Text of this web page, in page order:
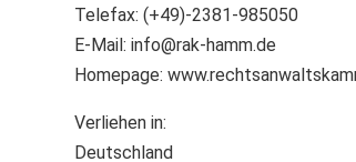
Telefax: (+49)-2381-985050
E-Mail: info@rak-hamm.de
Homepage:
Verliehen in:
Deutschland